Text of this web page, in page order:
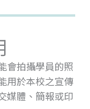
會拍攝學員的照
用於本校之宣傳
媒體、簡報或印